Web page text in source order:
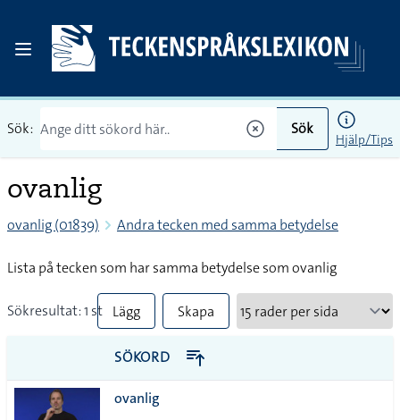
Sök: Sök
Hjälp/Tips
ovanlig
ovanlig (01839) Andra tecken med samma betydelse
Lista på tecken som har samma betydelse som ovanlig
Sökresultat: 1 st Lägg
till
alla i
Skapa
PDF
SÖKORD
ovanlig